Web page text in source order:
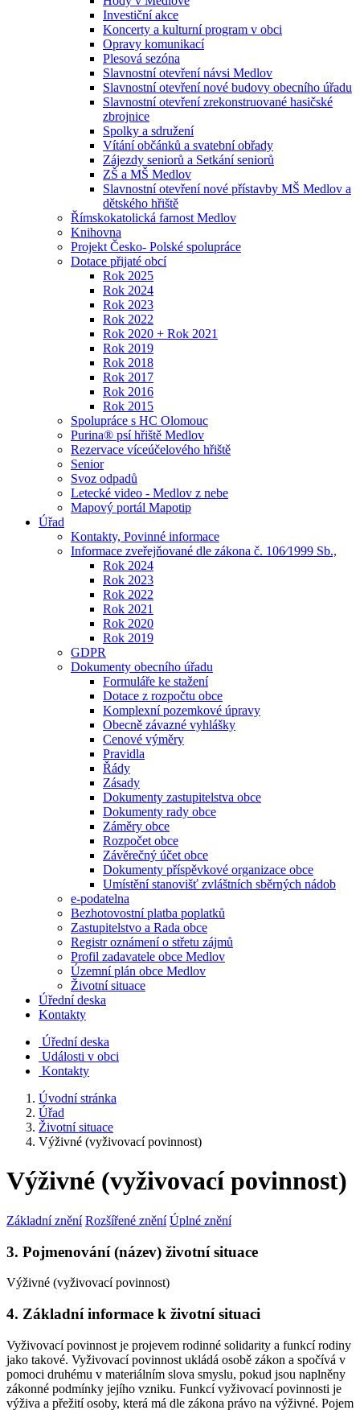
Investiční akce
Koncerty a kulturní program v obci
Opravy komunikací
Plesová sezóna
Slavnostní otevření návsi Medlov
Slavnostní otevření nové budovy obecního úřadu
Slavnostní otevření zrekonstruované hasičské
zbrojnice
Spolky a sdružení
Vítání občánků a svatební obřady
Zájezdy seniorů a Setkání seniorů
ZŠ a MŠ Medlov
Slavnostní otevření nové přístavby MŠ Medlov a
dětského hřiště
Římskokatolická farnost Medlov
Knihovna
Projekt Česko- Polské spolupráce
Dotace přijaté obcí
Rok 2025
Rok 2024
Rok 2023
Rok 2022
Rok 2020 + Rok 2021
Rok 2019
Rok 2018
Rok 2017
Rok 2016
Rok 2015
Spolupráce s HC Olomouc
Purina® psí hřiště Medlov
Rezervace víceúčelového hřiště
Senior
Svoz odpadů
Letecké video - Medlov z nebe
Mapový portál Mapotip
Úřad
Kontakty, Povinné informace
Informace zveřejňované dle zákona č. 106⁄1999 Sb.,
Rok 2024
Rok 2023
Rok 2022
Rok 2021
Rok 2020
Rok 2019
GDPR
Dokumenty obecního úřadu
Formuláře ke stažení
Dotace z rozpočtu obce
Komplexní pozemkové úpravy
Obecně závazné vyhlášky
Cenové výměry
Pravidla
Řády
Zásady
Dokumenty zastupitelstva obce
Dokumenty rady obce
Záměry obce
Rozpočet obce
Závěrečný účet obce
Dokumenty příspěvkové organizace obce
Umístění stanovišť zvláštních sběrných nádob
e-podatelna
Bezhotovostní platba poplatků
Zastupitelstvo a Rada obce
Registr oznámení o střetu zájmů
Profil zadavatele obce Medlov
Územní plán obce Medlov
Životní situace
Úřední deska
Kontakty
Úřední deska
Události v obci
Kontakty
Úvodní stránka
Úřad
Životní situace
Výživné (vyživovací povinnost)
Výživné (vyživovací povinnost)
Základní znění Rozšířené znění Úplné znění
3. Pojmenování (název) životní situace
Výživné (vyživovací povinnost)
4. Základní informace k životní situaci
Vyživovací povinnost je projevem rodinné solidarity a funkcí rodiny
jako takové. Vyživovací povinnost ukládá osobě zákon a spočívá v
pomoci druhému v materiálním slova smyslu, pokud jsou naplněny
zákonné podmínky jejího vzniku. Funkcí vyživovací povinnosti je
výživa a přežití osoby, která má dle zákona právo na výživné. Pojem